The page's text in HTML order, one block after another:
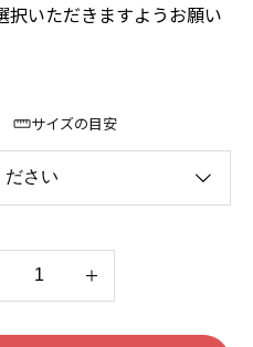
択いただきますようお願い
サイズの目安